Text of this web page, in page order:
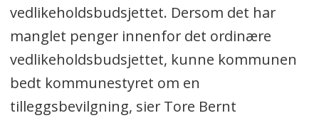
vedlikeholdsbudsjettet. Dersom det har
manglet penger innenfor det ordinære
vedlikeholdsbudsjettet, kunne kommunen
bedt kommunestyret om en
tilleggsbevilgning, sier Tore Bernt